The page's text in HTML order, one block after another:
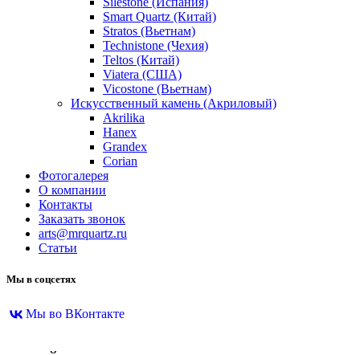
Smart Quartz (Китай)
Stratos (Вьетнам)
Technistone (Чехия)
Teltos (Китай)
Viatera (США)
Vicostone (Вьетнам)
Искусственный камень (Акриловый)
Akrilika
Hanex
Grandex
Corian
Фотогалерея
О компании
Контакты
Заказать звонок
arts@mrquartz.ru
Статьи
Мы в соцсетях
Мы во ВКонтакте